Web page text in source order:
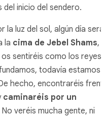
inicio del sendero.
la luz del sol, algún día será
la cima de Jebel Shams,
sentiréis como los reyes
todavía estamos
hecho, encontraréis
caminaréis por un
No veréis mucha gente, ni